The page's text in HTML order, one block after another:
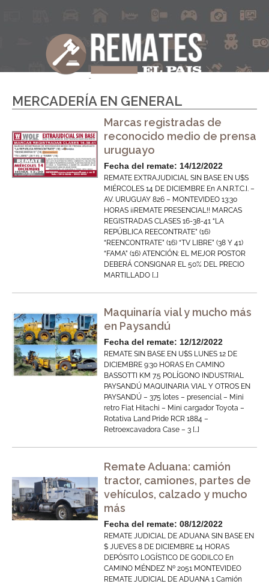
MERCADERÍA EN GENERAL
Marcas registradas de
reconocido medio de prensa
uruguayo
Fecha del remate: 14/12/2022
REMATE EXTRAJUDICIAL SIN BASE EN U$S
MIÉRCOLES 14 DE DICIEMBRE En A.N.R.T.C.I. –
AV. URUGUAY 826 – MONTEVIDEO 13:30
HORAS ¡¡REMATE PRESENCIAL!! MARCAS
REGISTRADAS CLASES 16-38-41 “LA
REPÚBLICA REECONTRATE” (16)
“REENCONTRATE” (16) “TV LIBRE” (38 Y 41)
“FAMA” (16) ATENCIÓN: EL MEJOR POSTOR
DEBERÁ CONSIGNAR EL 50% DEL PRECIO
MARTILLADO […]
Maquinaría vial y mucho más
en Paysandú
Fecha del remate: 12/12/2022
REMATE SIN BASE EN U$S LUNES 12 DE
DICIEMBRE 9:30 HORAS En CAMINO
BASSOTTI KM 7.5 POLÍGONO INDUSTRIAL
PAYSANDÚ MAQUINARIA VIAL Y OTROS EN
PAYSANDÚ – 375 lotes – presencial – Mini
retro Fiat Hitachi – Mini cargador Toyota –
Rotativa Land Pride RCR 1884 –
Retroexcavadora Case – 3 […]
Remate Aduana: camión
tractor, camiones, partes de
vehículos, calzado y mucho
más
Fecha del remate: 08/12/2022
REMATE JUDICIAL DE ADUANA SIN BASE EN
$ JUEVES 8 DE DICIEMBRE 14 HORAS
DEPÓSITO LOGÍSTICO DE GODILCO En
CAMINO MÉNDEZ Nº 2051 MONTEVIDEO
REMATE JUDICIAL DE ADUANA 1 Camión